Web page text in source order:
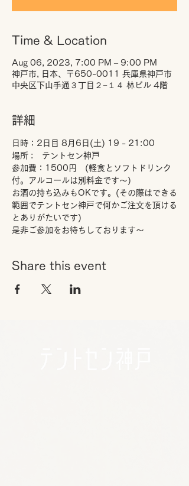
Time & Location
Aug 06, 2023, 7:00 PM – 9:00 PM
神戸市, 日本、〒650-0011 兵庫県神戸市
中央区下山手通３丁目２−１４ 林ビル 4階
詳細
日時：2日目 8月6日(土) 19 - 21:00
場所 :　テントセン神戸
参加費：1500円　(軽食とソフトドリンク
付。アルコールは別料金です～)
お酒の持ち込みもOKです。(その際はできる
範囲でテントセン神戸で何かご注文を頂ける
とありがたいです)
是非ご参加をお待ちしております～
Share this event